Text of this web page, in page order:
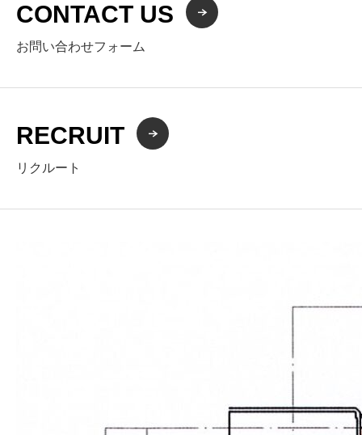
CONTACT US
お問い合わせフォーム
RECRUIT
リクルート